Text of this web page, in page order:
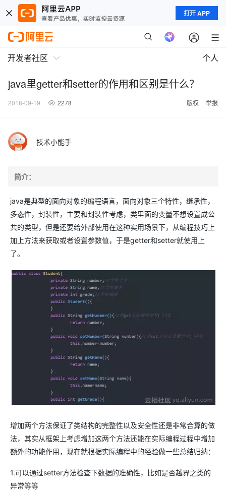
打开 APP
开发者社区 个人
java里getter和setter的作用和区别是什么？
2018-09-19 2278 版权 举报
技术小能手
简介：
java是典型的面向对象的编程语言，面向对象三个特性，继承性，
多态性，封装性，主要和封装性考虑，类里面的变量不想设置成公
共的类型，但是还要给外部使用在这种实用场景下，从编程技巧上
加上方法来获取或者设置参数值，于是getter和setter就使用上
了。
增加两个方法保证了类结构的完整性以及安全性还是非常合算的做
法，其实从框架上考虑增加这两个方法还能在实际编程过程中增加
额外的功能作用，现在就根据实际编程中的经验做一些总结归纳：
1.可以通过setter方法检查下数据的准确性，比如是否越界之类的
异常等等